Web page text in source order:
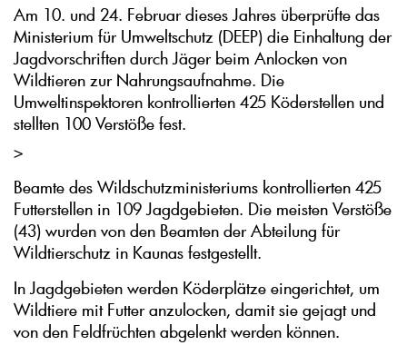
Am 10. und 24. Februar dieses Jahres überprüfte das
Ministerium für Umweltschutz (DEEP) die Einhaltung der
Jagdvorschriften durch Jäger beim Anlocken von
Wildtieren zur Nahrungsaufnahme. Die
Umweltinspektoren kontrollierten 425 Köderstellen und
stellten 100 Verstöße fest.
>
Beamte des Wildschutzministeriums kontrollierten 425
Futterstellen in 109 Jagdgebieten. Die meisten Verstöße
(43) wurden von den Beamten der Abteilung für
Wildtierschutz in Kaunas festgestellt.
In Jagdgebieten werden Köderplätze eingerichtet, um
Wildtiere mit Futter anzulocken, damit sie gejagt und
von den Feldfrüchten abgelenkt werden können.